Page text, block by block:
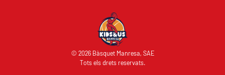
© 2026 Bàsquet Manresa, SAE
Tots els drets reservats.